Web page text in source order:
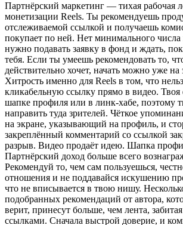
Партнёрский маркетинг — тихая рабочая
монетизации Reels. Ты рекомендуешь
отслеживаемой ссылкой и получаешь
покупает по ней. Нет минимального
нужно подавать заявку в фонд и ждать,
тебя. Если ты умеешь рекомендовать то,
действительно хочет, начать можно уже на
Хитрость именно для Reels в том, что
кликабельную ссылку прямо в видео. Твоя
шапке профиля или в линк-хабе, поэтому
направить туда зрителей. Чёткое
на экране, указывающий на профиль, и
закреплённый комментарий со ссылкой
разрыв. Видео продаёт идею. Шапка
Партнёрский доход больше всего
Рекомендуй то, чем сам пользуешься,
отношения и не поддавайся искушению
что не вписывается в твою нишу.
подобранных рекомендаций от автора,
верит, принесут больше, чем лента,
ссылками. Сначала выстрой доверие, и